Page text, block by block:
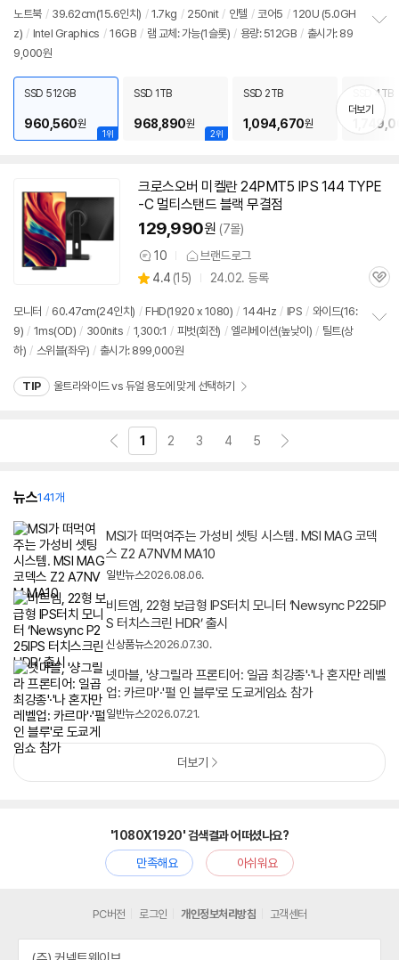
견
점
리
뷰
노트북 / 39.62cm(15.6인치) / 1.7kg / 250nit / 인텔 / 코어5 / 120U (5.0GH
z) / Intel Graphics / 16GB / 램 교체: 가능(1슬롯) / 용량: 512GB / 출시가: 89
9,000원
치
기
1위
SSD 512GB
960,560원
2위
SSD 1TB
968,890원
SSD 2TB
1,094,670원
SSD 4TB
더보기
크로스오버 미켈란 24PMT5 IPS 144 TYPE
-C 멀티스탠드 블랙 무결점
129,990원 (7몰)
상
품
견
10 브랜드로그
별
점
4.4 (상
리
뷰
15) 24.02. 등록
관
모니터 / 60.47cm(24인치) / FHD(1920 x 1080) / 144Hz / IPS / 와이드(16:
9) / 1ms(OD) / 300nits / 1,300:1 / 피벗(회전) / 엘리베이션(높낮이) / 틸트(상
하) / 스위블(좌우) / 출시가: 899,000원
TIP 울트라와이드 vs 듀얼 용도에 맞게 선택하기
1 2 3 4 5
뉴스141개
MSI가 떠먹여주는 가성비 셋팅 시스템. MSI MAG 코덱
스 Z2 A7NVM MA10
일반뉴스2026.08.06.
비트엠, 22형 보급형 IPS터치 모니터 ‘Newsync P225IP
S 터치스크린 HDR’ 출시
신상품뉴스2026.07.30.
넷마블, '샹그릴라 프론티어: 일곱 최강종'·'나 혼자만 레벨
업: 카르마'·'펄 인 블루'로 도쿄게임쇼 참가
일반뉴스2026.07.21.
더보기
'1080X1920' 검색결과 어떠셨나요?
만족해요
아쉬워요
PC버전 로그인 개인정보처리방침 고객센터